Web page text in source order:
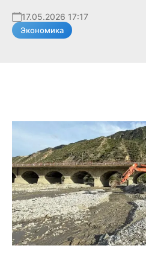
17.05.2026 17:17
Экономика